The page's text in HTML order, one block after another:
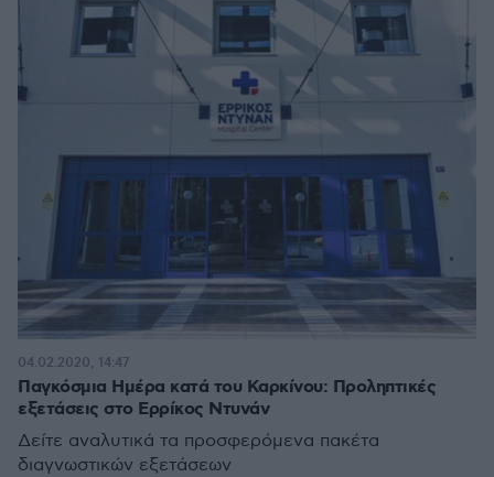
Παγκόσμια Ημέρα κατά του Καρκίνου: Προληπτικές
εξετάσεις στο Ερρίκος Ντυνάν
Δείτε αναλυτικά τα προσφερόμενα πακέτα
διαγνωστικών εξετάσεων
04.02.2020, 14:47